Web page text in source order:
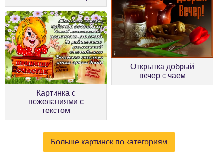
Картинка с
пожеланиями с
текстом
Открытка добрый
вечер с чаем
Больше картинок по категориям